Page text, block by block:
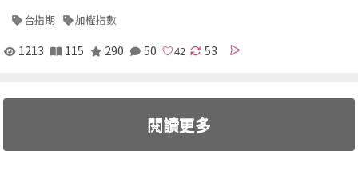
台指期 加權指數
1213 115 290 50 53
閱讀更多